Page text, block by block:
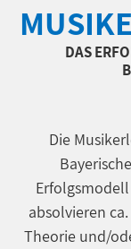
DAS
Die
absolvieren
Theorie und/